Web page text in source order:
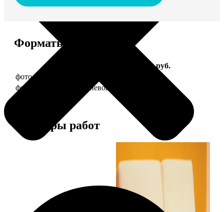
Форматы и цены
Цена, руб.
фото 10х15 в деревянной рамке
фото 10х15 в алюминиевой рамке
Примеры работ